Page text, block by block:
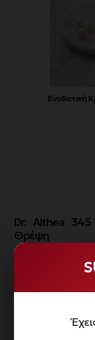
Ενυδατική
Dr. Althea 345
Θρέψη
Dr.
επαναστατική
προϊόν